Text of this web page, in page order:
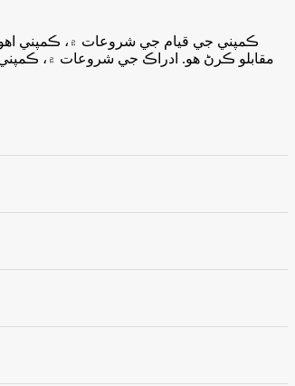
ڪمپني جي قيام جي شروعات ۾، ڪمپني
مقابلو ڪرڻ هو. ادراڪ جي شروعات ۾،